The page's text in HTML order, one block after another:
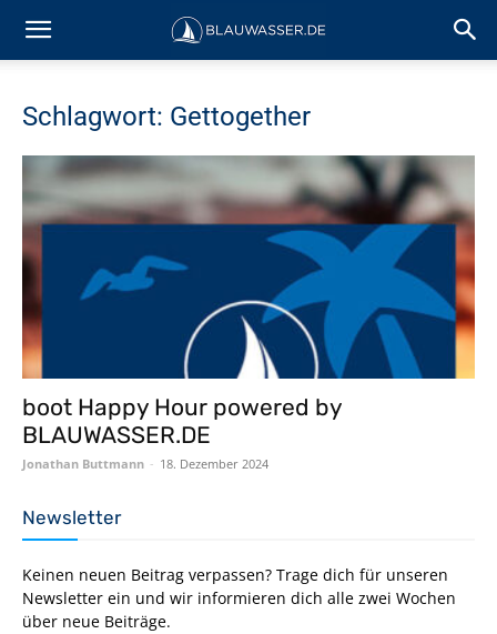
Schlagwort: Gettogether
boot Happy Hour powered by
BLAUWASSER.DE
Jonathan Buttmann - 18. Dezember 2024
Newsletter
Keinen neuen Beitrag verpassen? Trage dich für unseren
Newsletter ein und wir informieren dich alle zwei Wochen
über neue Beiträge.